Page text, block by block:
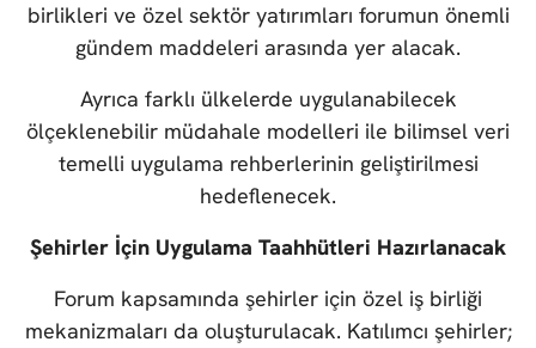
birlikleri ve özel sektör yatırımları forumun önemli
gündem maddeleri arasında yer alacak.
Ayrıca farklı ülkelerde uygulanabilecek
ölçeklenebilir müdahale modelleri ile bilimsel veri
temelli uygulama rehberlerinin geliştirilmesi
hedeflenecek.
Şehirler İçin Uygulama Taahhütleri Hazırlanacak
Forum kapsamında şehirler için özel iş birliği
mekanizmaları da oluşturulacak. Katılımcı şehirler;